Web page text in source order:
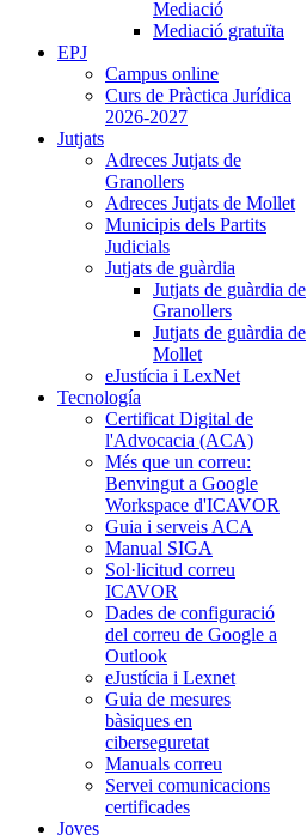
Mediació
Mediació gratuïta
EPJ
Campus online
Curs de Pràctica Jurídica
2026-2027
Jutjats
Adreces Jutjats de
Granollers
Adreces Jutjats de Mollet
Municipis dels Partits
Judicials
Jutjats de guàrdia
Jutjats de guàrdia de
Granollers
Jutjats de guàrdia de
Mollet
eJustícia i LexNet
Tecnología
Certificat Digital de
l'Advocacia (ACA)
Més que un correu:
Benvingut a Google
Workspace d'ICAVOR
Guia i serveis ACA
Manual SIGA
Sol·licitud correu
ICAVOR
Dades de configuració
del correu de Google a
Outlook
eJustícia i Lexnet
Guia de mesures
bàsiques en
ciberseguretat
Manuals correu
Servei comunicacions
certificades
Joves